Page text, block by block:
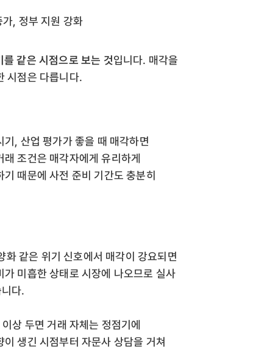
, 정부 지원 강화
같은 시점으로 보는 것입니다. 매각을
시점은 다릅니다.
기, 산업 평가가 좋을 때 매각하면
조건은 매각자에게 유리하게
때문에 사전 준비 기간도 충분히
같은 위기 신호에서 매각이 강요되면
미흡한 상태로 시장에 나오므로 실사
다.
상 두면 거래 자체는 정점기에
생긴 시점부터 자문사 상담을 거쳐